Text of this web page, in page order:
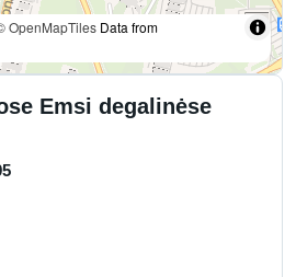
OpenMapTiles Data from
Emsi degalinėse